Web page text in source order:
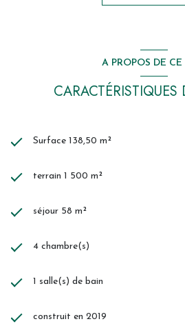
A PROPOS DE CE
CARACTÉRISTIQUES
Surface 138,50 m²
terrain 1 500 m²
séjour 58 m²
4 chambre(s)
1 salle(s) de bain
construit en 2019